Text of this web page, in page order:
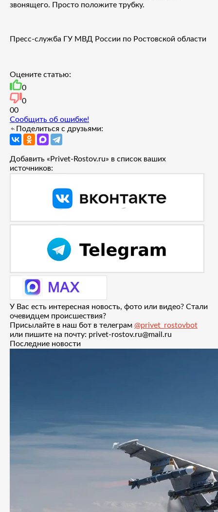
звонящего. Просто положите трубку.
Пресс-служба ГУ МВД России по Ростовской области
Оцените статью:
0
0
00
Сообщить об ошибке!
Поделиться с друзьями:
Добавить «Privet-Rostov.ru» в список ваших
источников:
У Вас есть интересная новость, фото или видео? Стали
очевидцем происшествия?
Присылайте в наш бот в телеграм @privet_rostovbot
или пишите на почту: privet-rostov.ru@mail.ru
Последние новости